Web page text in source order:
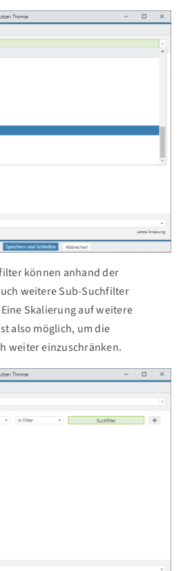
können anhand der
weitere Sub-Suchfilter
Skalierung auf weitere
also möglich, um die
weiter einzuschränken.